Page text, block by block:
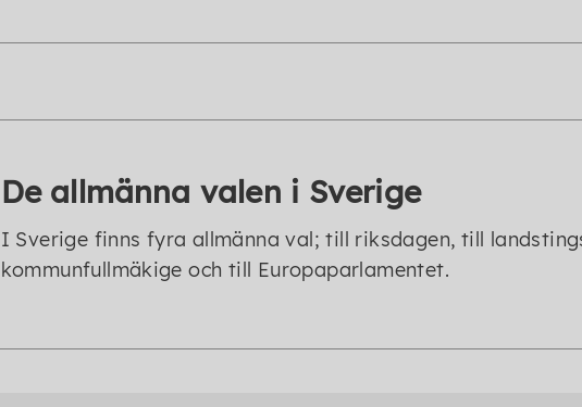
De allmänna valen i Sverige
I Sverige finns fyra allmänna val; till riksdagen, till
kommunfullmäkige och till Europaparlamentet.